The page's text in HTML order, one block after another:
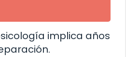
implica años